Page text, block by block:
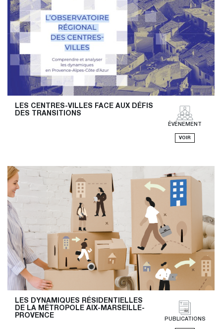
LES CENTRES-VILLES FACE AUX DÉFIS
DES TRANSITIONS
ÉVÉNEMENT
VOIR
LES DYNAMIQUES RÉSIDENTIELLES
DE LA MÉTROPOLE AIX-MARSEILLE-
PROVENCE
PUBLICATIONS